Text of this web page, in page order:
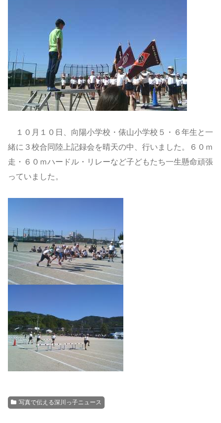
１０月１０日、向陽小学校・俵山小学校５・６年生と一
緒に３校合同陸上記録会を晴天の中、行いました。６０ｍ
走・６０ｍハードル・リレーなど子どもたち一生懸命頑張
っていました。
写真で伝える深川っ子ニュース